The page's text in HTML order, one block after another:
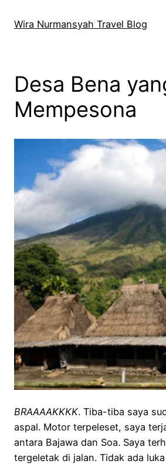
Wira Nurmansyah Travel Blog
Desa Bena
Mempesona
BRAAAAKKKK. Tiba-tiba saya
aspal. Motor terpeleset, saya
antara Bajawa dan Soa. Saya
tergeletak di jalan. Tidak ada